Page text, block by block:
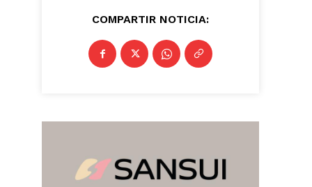
COMPARTIR NOTICIA: